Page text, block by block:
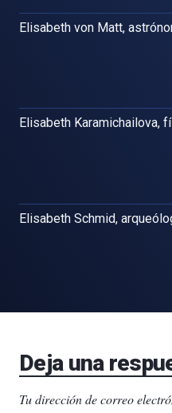
Elisabeth von Matt,
Elisabeth Karamichailova,
Elisabeth Schmid,
Deja una
Tu dirección de correo